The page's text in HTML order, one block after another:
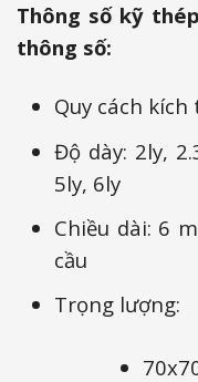
Thông số kỹ
thông số:
Quy cách kích
Độ dày: 2ly,
5ly, 6ly
Chiều dài: 6
cầu
Trọng lượng: